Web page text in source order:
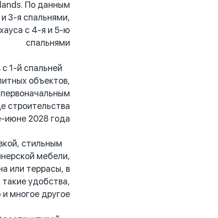
По данным
3-я спальнями,
с 4-я и 5-ю
спальнями
1-й спальней
объектов,
строительства
июне 2028 года.
стильным
мебели,
или террасы, в
удобства,
многое другое.